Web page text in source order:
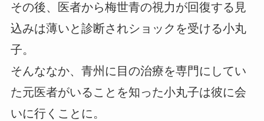
その後、医者から梅世青の視力が回復する見
込みは薄いと診断されショックを受ける小丸
子。
そんななか、青州に目の治療を専門にしてい
た元医者がいることを知った小丸子は彼に会
いに行くことに。